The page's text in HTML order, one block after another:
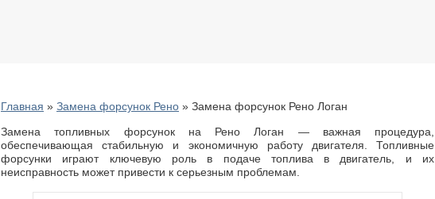
Главная » Замена форсунок Рено » Замена форсунок Рено Логан
Замена топливных форсунок на Рено Логан — важная процедура,
обеспечивающая стабильную и экономичную работу двигателя. Топливные
форсунки играют ключевую роль в подаче топлива в двигатель, и их
неисправность может привести к серьезным проблемам.